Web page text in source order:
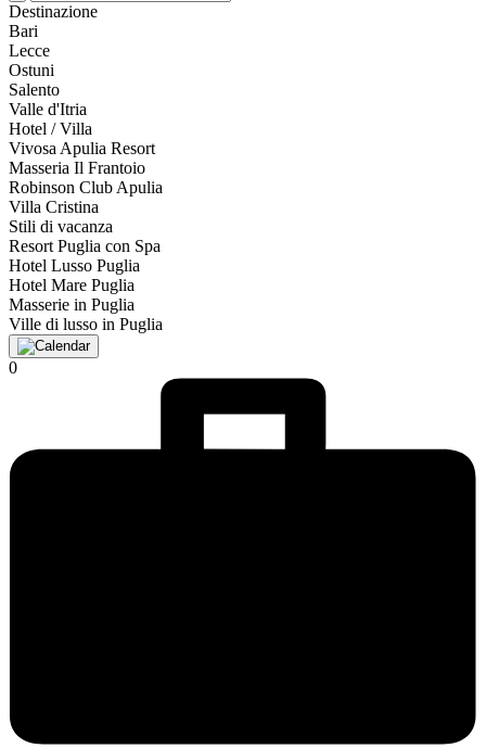
Destinazione
Bari
Lecce
Ostuni
Salento
Valle d'Itria
Hotel / Villa
Vivosa Apulia Resort
Masseria Il Frantoio
Robinson Club Apulia
Villa Cristina
Stili di vacanza
Resort Puglia con Spa
Hotel Lusso Puglia
Hotel Mare Puglia
Masserie in Puglia
Ville di lusso in Puglia
0